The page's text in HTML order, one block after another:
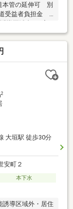
本管の延伸可 別
受益者負担金
コがおすすめ〇
ます！〇地域最
〇不動産以外の
日：水曜日)この
案内できます。
2
大垣駅 徒歩30分
安町２
本下水
導区域外・居住